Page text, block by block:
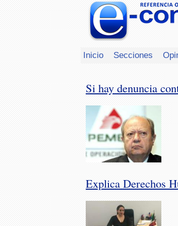
Inicio Secciones
Si hay denuncia
Explica Derechos